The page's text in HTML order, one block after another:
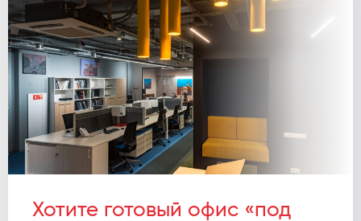
Хотите готовый офис «под